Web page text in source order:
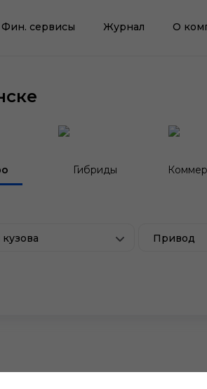
Фин. сервисы Журнал О
Гибриды
Привод